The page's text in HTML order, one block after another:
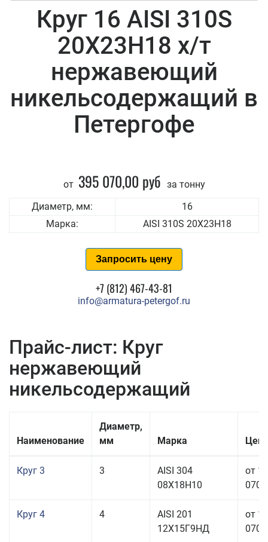
Круг 16 AISI 310S
20Х23Н18 х/т
нержавеющий
никельсодержащий в
Петергофе
от 395 070,00 руб за тонну
Диаметр, мм:
16
Марка:
AISI 310S 20Х23Н18
Запросить цену
+7 (812) 467-43-81
info@armatura-petergof.ru
Прайс-лист: Круг
нержавеющий
никельсодержащий
Наименование
Диаметр,
мм
Марка
Круг 3 3
AISI 304
08Х18Н10
от
Круг 4 4
AISI 201
12Х15Г9НД
от